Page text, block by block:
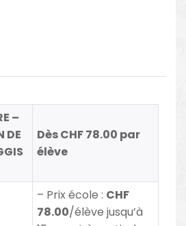
–
DE
Dès CHF 78.00 par
élève
– Prix école : CHF
78.00/élève jusqu’à